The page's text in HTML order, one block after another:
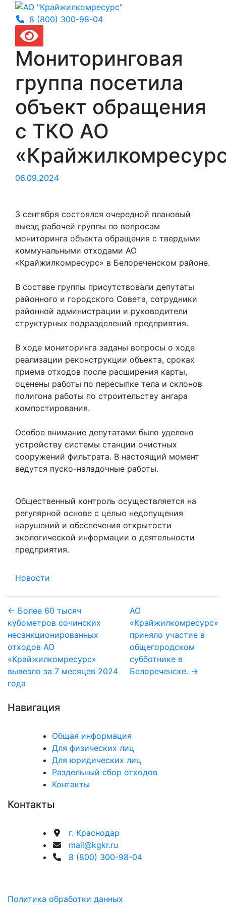
8 (800) 300-98-04
Мониторинговая
группа посетила
объект обращения
с ТКО АО
06.09.2024
3 сентября состоялся очередной плановый
выезд рабочей группы по вопросам
мониторинга объекта обращения с твердыми
коммунальными отходами АО
«Крайжилкомресурс» в Белореченском районе.
В составе группы присутствовали депутаты
районного и городского Совета, сотрудники
районной администрации и руководители
структурных подразделений предприятия.
В ходе мониторинга заданы вопросы о ходе
реализации реконструкции объекта, сроках
приема отходов после расширения карты,
оценены работы по пересыпке тела и склонов
полигона работы по строительству ангара
компостирования.
Особое внимание депутатами было уделено
устройству системы станции очистных
сооружений фильтрата. В настоящий момент
ведутся пуско-наладочные работы.
Общественный контроль осуществляется на
регулярной основе с целью недопущения
нарушений и обеспечения открытости
экологической информации о деятельности
предприятия.
Новости
Навигация
по
записям
← Более 60 тысяч
кубометров сочинских
несанкционированных
отходов АО
«Крайжилкомресурс»
вывезло за 7 месяцев 2024
года
АО
«Крайжилкомресурс»
приняло участие в
общегородском
субботнике в
Белореченске. →
Навигация
Общая информация
Для физических лиц
Для юридических лиц
Раздельный сбор отходов
Контакты
Контакты
г. Краснодар
mail@kgkr.ru
8 (800) 300-98-04
Политика обработки данных